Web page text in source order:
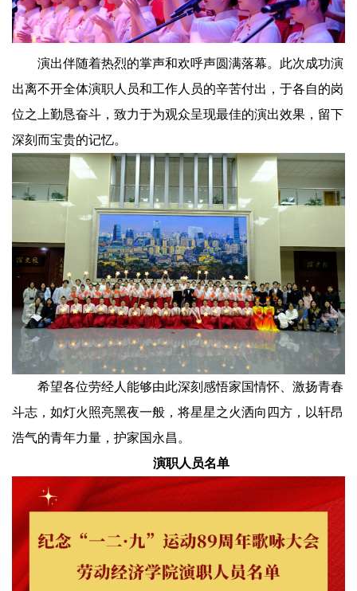
演出伴随着热烈的掌声和欢呼声圆满落幕。此次成功演
出离不开全体演职人员和工作人员的辛苦付出，于各自的岗
位之上勤恳奋斗，致力于为观众呈现最佳的演出效果，留下
深刻而宝贵的记忆。
希望各位劳经人能够由此深刻感悟家国情怀、激扬青春
斗志，如灯火照亮黑夜一般，将星星之火洒向四方，以轩昂
浩气的青年力量，护家国永昌。
演职人员名单